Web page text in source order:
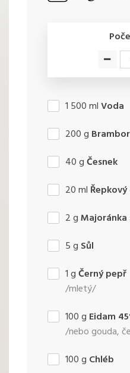
1 500mlVoda
200g Brambor
40gČesnek
20ml
2gMajoránka
5g Sůl
1gČerný pepř
/mletý/
100g Eidam
/nebo gouda,
100g Chléb